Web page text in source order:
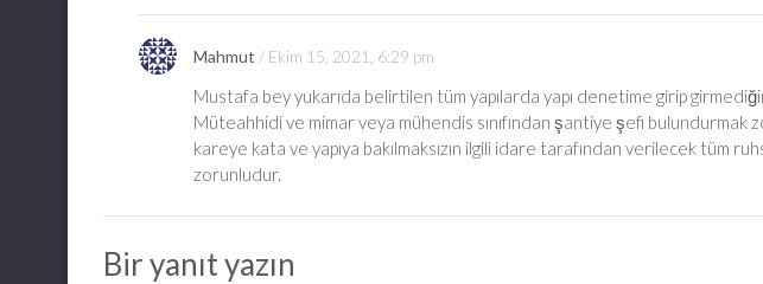
Mahmut Ekim 15, 2021, 6:29 pm
Mustafa bey yukarıda belirtilen tüm yapılarda yapı denetime girip girmediğini
Müteahhidi ve mimar veya mühendis sınıfından şantiye şefi bulundurmak
kareye kata ve yapıya bakılmaksızın ilgili idare tarafından verilecek tüm
zorunludur.
Bir yanıt yazın